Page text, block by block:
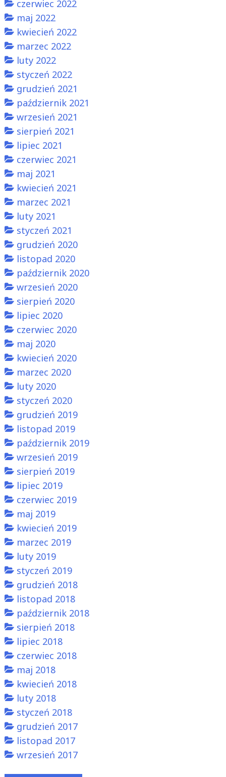
czerwiec 2022
maj 2022
kwiecień 2022
marzec 2022
luty 2022
styczeń 2022
grudzień 2021
październik 2021
wrzesień 2021
sierpień 2021
lipiec 2021
czerwiec 2021
maj 2021
kwiecień 2021
marzec 2021
luty 2021
styczeń 2021
grudzień 2020
listopad 2020
październik 2020
wrzesień 2020
sierpień 2020
lipiec 2020
czerwiec 2020
maj 2020
kwiecień 2020
marzec 2020
luty 2020
styczeń 2020
grudzień 2019
listopad 2019
październik 2019
wrzesień 2019
sierpień 2019
lipiec 2019
czerwiec 2019
maj 2019
kwiecień 2019
marzec 2019
luty 2019
styczeń 2019
grudzień 2018
listopad 2018
październik 2018
sierpień 2018
lipiec 2018
czerwiec 2018
maj 2018
kwiecień 2018
luty 2018
styczeń 2018
grudzień 2017
listopad 2017
wrzesień 2017